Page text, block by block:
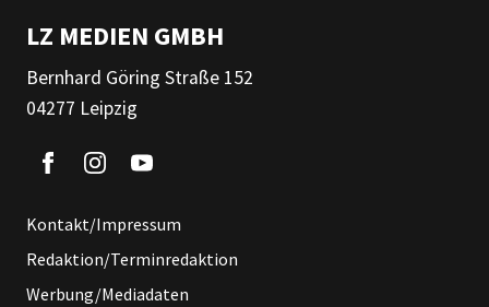
LZ MEDIEN GMBH
Bernhard Göring Straße 152
04277 Leipzig
Kontakt/Impressum
Redaktion/Terminredaktion
Werbung/Mediadaten